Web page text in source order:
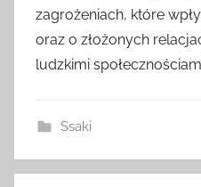
zagrożeniach, które
oraz o złożonych
ludzkimi
Ssaki